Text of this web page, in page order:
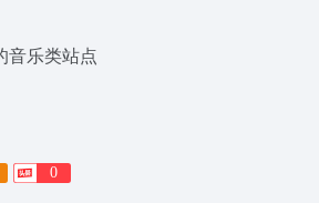
音乐类站点
0